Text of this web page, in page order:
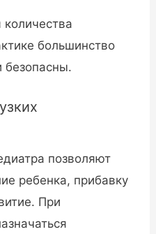
большинство
безопасны.
позволяют
ребенка, прибавку
При